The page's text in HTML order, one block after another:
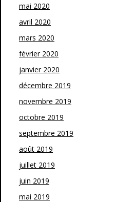
mai 2020
avril 2020
mars 2020
février 2020
janvier 2020
décembre 2019
novembre 2019
octobre 2019
septembre 2019
août 2019
juillet 2019
juin 2019
mai 2019